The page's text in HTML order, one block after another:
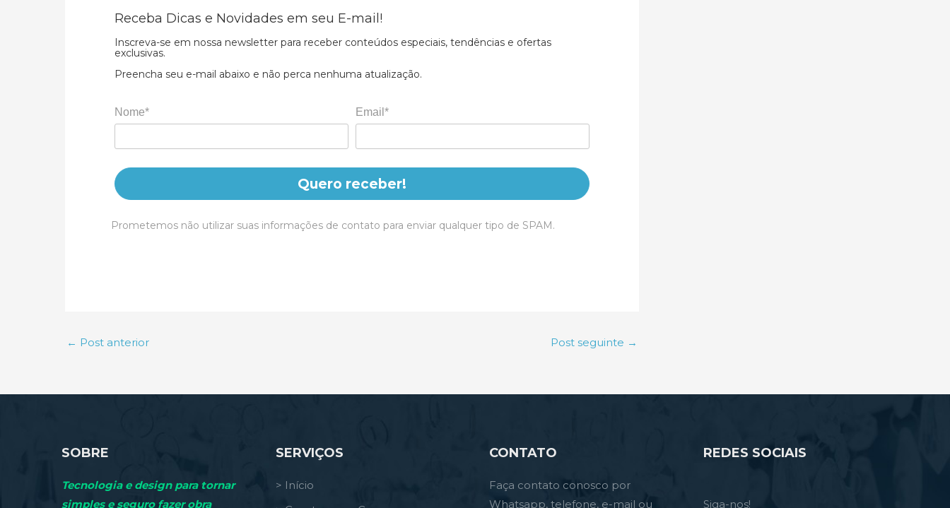
Receba Dicas e Novidades em seu E-mail!
Inscreva-se em nossa newsletter para receber conteúdos especiais, tendências e ofertas
exclusivas.
Preencha seu e-mail abaixo e não perca nenhuma atualização.
Nome* Email*
Quero receber!
Prometemos não utilizar suas informações de contato para enviar qualquer tipo de SPAM.
← Post anterior Post seguinte →
SOBRE
Tecnologia e design para tornar
simples e seguro fazer obra
SERVIÇOS
> Início
CONTATO
Faça contato conosco por
Whatsapp, telefone, e-mail ou
REDES SOCIAIS
Siga-nos!